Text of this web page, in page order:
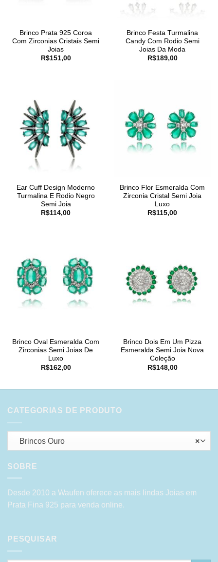
Brinco Prata 925 Coroa
Com Zirconias Cristais Semi
Joias
R$151,00
Brinco Festa Turmalina
Candy Com Rodio Semi
Joias Da Moda
R$189,00
Ear Cuff Design Moderno
Turmalina E Rodio Negro
Semi Joia
R$114,00
Brinco Flor Esmeralda Com
Zirconia Cristal Semi Joia
Luxo
R$115,00
Brinco Oval Esmeralda Com
Zirconias Semi Joias De
Luxo
R$162,00
Brinco Dois Em Um Pizza
Esmeralda Semi Joia Nova
Coleção
R$148,00
CATEGORIAS DE PRODUTO
×
Brincos Ouro
SOBRE
Desde 2010 a Waufen oferece as mais lindas Joias em
Prata Fina 925 para venda online.
PESQUISAR